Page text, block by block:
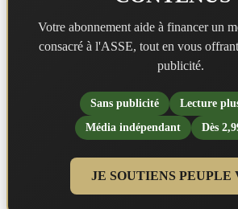
Votre abonnement aide à financer un
consacré à l'ASSE, tout en vous
publicité.
Sans publicité
Lecture
Média indépendant
Dès
JE SOUTIENS PEUPLE